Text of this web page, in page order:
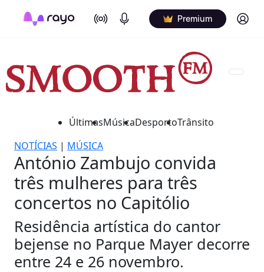
On Air Podcasts Premium Log in
ÚltimasMúsicaDesportoTrânsito
NOTÍCIAS | MÚSICA
António Zambujo convida
três mulheres para três
concertos no Capitólio
Residência artística do cantor
bejense no Parque Mayer decorre
entre 24 e 26 novembro.